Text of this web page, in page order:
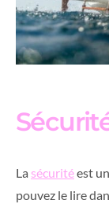
La sécuritéest
pouvez le lire